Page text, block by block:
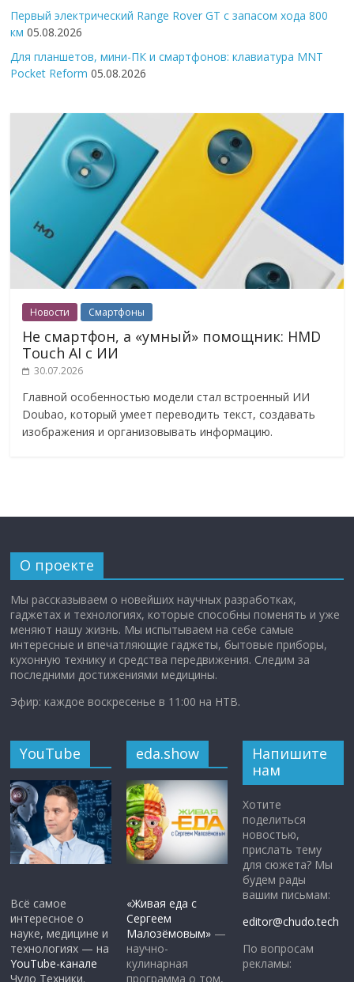
Первый электрический Range Rover GT с запасом хода 800
км 05.08.2026
Для планшетов, мини-ПК и смартфонов: клавиатура MNT
Pocket Reform 05.08.2026
Новости Смартфоны
Не смартфон, а «умный» помощник: HMD
Touch AI с ИИ
30.07.2026
Главной особенностью модели стал встроенный ИИ
Doubao, который умеет переводить текст, создавать
изображения и организовывать информацию.
О проекте
Мы рассказываем о новейших научных разработках,
гаджетах и технологиях, которые способны поменять и уже
меняют нашу жизнь. Мы испытываем на себе самые
интересные и впечатляющие гаджеты, бытовые приборы,
кухонную технику и средства передвижения. Следим за
последними достижениями медицины.
Эфир: каждое воскресенье в 11:00 на НТВ.
YouTube
Всё самое
интересное о
науке, медицине и
технологиях — на
YouTube-канале
Чудо Техники.
eda.show
«Живая еда с
Сергеем
Малозёмовым» —
научно-
кулинарная
программа о том,
Напишите
нам
Хотите
поделиться
новостью,
прислать тему
для сюжета? Мы
будем рады
вашим письмам:
editor@chudo.tech
По вопросам
рекламы: